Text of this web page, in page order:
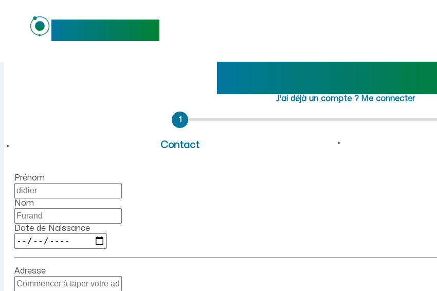
Emploi à Mâchecourt (Aisne) : recrutement femme de
Rejoindre maideoà
J'ai déjà un compte ? Me connecter
1
Contact
Prénom
Nom
Date de Naissance
Adresse